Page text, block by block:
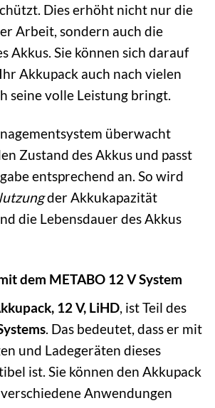
Dies erhöht nicht nur die
Arbeit, sondern auch die
Akkus. Sie können sich darauf
Akkupack auch nach vielen
seine volle Leistung bringt.
überwacht
Zustand des Akkus und passt
entsprechend an. So wird
der Akkukapazität
die Lebensdauer des Akkus
dem METABO 12 V System
12 V, LiHD, ist Teil des
. Das bedeutet, dass er mit
und Ladegeräten dieses
ist. Sie können den Akkupack
Anwendungen